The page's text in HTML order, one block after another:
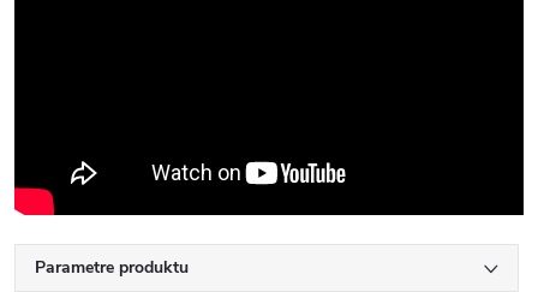
Parametre produktu